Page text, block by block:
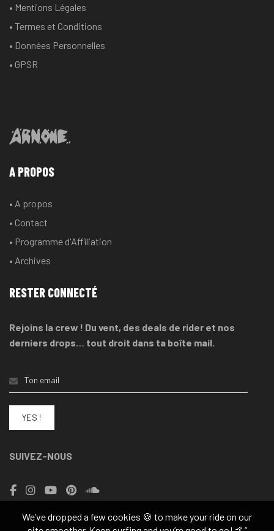
produit
• Mentions Légales
• Termes et Conditions
• Données Personnelles
• GPSR
A PROPOS
• A propos
• Contact
• Programme d'Affiliation
• Archives
RESTER CONNECTÉ
Rejoins la crew ! Du vent, des deals de rider et nos
derniers drops… tout droit dans ta boîte mail.
SUIVEZ-NOUS
We’ve dropped a few cookies 🍪 to make your ride on our